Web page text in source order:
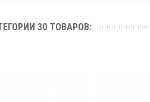
30 ТОВАРОВ: